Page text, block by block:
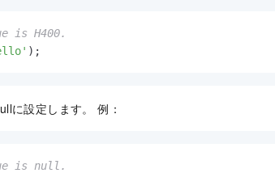
is H400.
);
に設定します。 例：
is null.